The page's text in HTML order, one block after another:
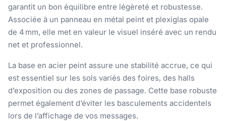
garantit un bon équilibre entre légèreté et robustesse.
Associée à un panneau en métal peint et plexiglas opale
de 4 mm, elle met en valeur le visuel inséré avec un rendu
net et professionnel.
La base en acier peint assure une stabilité accrue, ce qui
est essentiel sur les sols variés des foires, des halls
d’exposition ou des zones de passage. Cette base robuste
permet également d’éviter les basculements accidentels
lors de l’affichage de vos messages.